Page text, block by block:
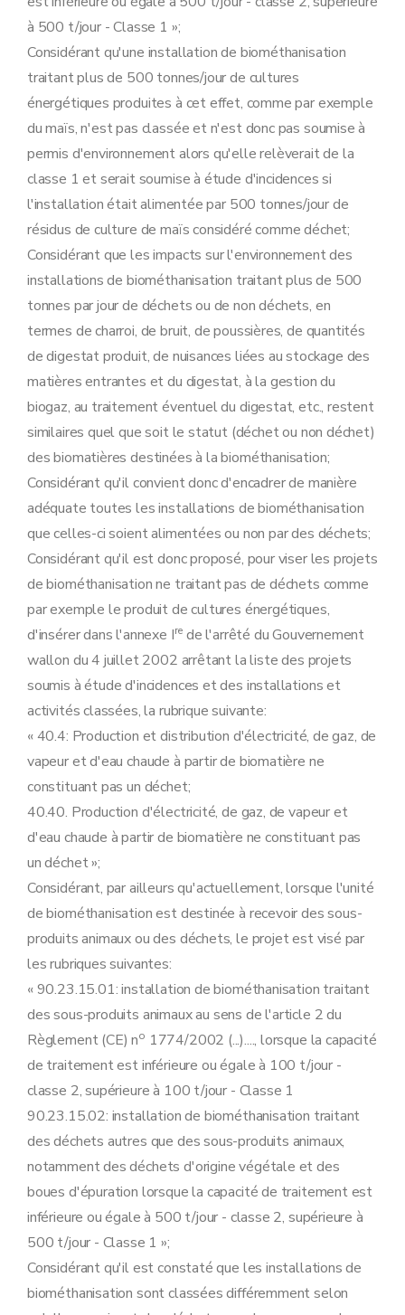
à 500 t/jour - Classe 1 »;
Considérant qu'une installation de biométhanisation
traitant plus de 500 tonnes/jour de cultures
énergétiques produites à cet effet, comme par exemple
du maïs, n'est pas classée et n'est donc pas soumise à
permis d'environnement alors qu'elle relèverait de la
classe 1 et serait soumise à étude d'incidences si
l'installation était alimentée par 500 tonnes/jour de
résidus de culture de maïs considéré comme déchet;
Considérant que les impacts sur l'environnement des
installations de biométhanisation traitant plus de 500
tonnes par jour de déchets ou de non déchets, en
termes de charroi, de bruit, de poussières, de quantités
de digestat produit, de nuisances liées au stockage des
matières entrantes et du digestat, à la gestion du
biogaz, au traitement éventuel du digestat, etc., restent
similaires quel que soit le statut (déchet ou non déchet)
des biomatières destinées à la biométhanisation;
Considérant qu'il convient donc d'encadrer de manière
adéquate toutes les installations de biométhanisation
que celles-ci soient alimentées ou non par des déchets;
Considérant qu'il est donc proposé, pour viser les projets
de biométhanisation ne traitant pas de déchets comme
par exemple le produit de cultures énergétiques,
d'insérer dans l'annexe Ire de l'arrêté du Gouvernement
wallon du 4 juillet 2002 arrêtant la liste des projets
soumis à étude d'incidences et des installations et
activités classées, la rubrique suivante:
« 40.4: Production et distribution d'électricité, de gaz, de
vapeur et d'eau chaude à partir de biomatière ne
constituant pas un déchet;
40.40. Production d'électricité, de gaz, de vapeur et
d'eau chaude à partir de biomatière ne constituant pas
un déchet »;
Considérant, par ailleurs qu'actuellement, lorsque l'unité
de biométhanisation est destinée à recevoir des sous-
produits animaux ou des déchets, le projet est visé par
les rubriques suivantes:
« 90.23.15.01: installation de biométhanisation traitant
des sous-produits animaux au sens de l'article 2 du
Règlement (CE) no 1774/2002 (...)...., lorsque la capacité
de traitement est inférieure ou égale à 100 t/jour -
classe 2, supérieure à 100 t/jour - Classe 1
90.23.15.02: installation de biométhanisation traitant
des déchets autres que des sous-produits animaux,
notamment des déchets d'origine végétale et des
boues d'épuration lorsque la capacité de traitement est
inférieure ou égale à 500 t/jour - classe 2, supérieure à
500 t/jour - Classe 1 »;
Considérant qu'il est constaté que les installations de
biométhanisation sont classées différemment selon